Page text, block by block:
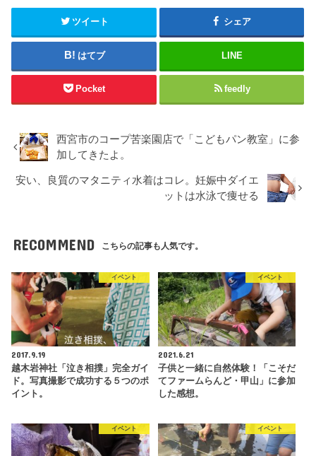
ツイート シェア
はてブ LINE
Pocket feedly
西宮市のコープ苦楽園店で「こどもパン教室」に参
加してきたよ。
安い、良質のマタニティ水着はコレ。妊娠中ダイエ
ットは水泳で痩せる
RECOMMEND こちらの記事も人気です。
イベント
2017.9.19
越木岩神社「泣き相撲」完全ガイ
ド。写真撮影で成功する５つのポ
イント。
イベント
2021.6.21
子供と一緒に自然体験！「こそだ
てファームらんど・甲山」に参加
した感想。
イベント イベント